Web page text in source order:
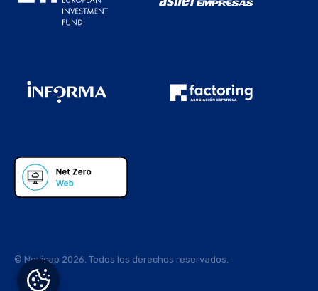
© Novicap 2026. Todos los derechos reservados.